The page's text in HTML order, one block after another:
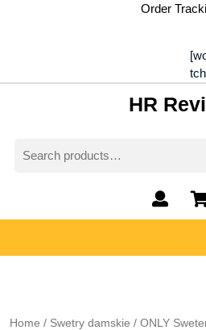
Order
HR
for:
My
Home / Swetry damskie / ONLY